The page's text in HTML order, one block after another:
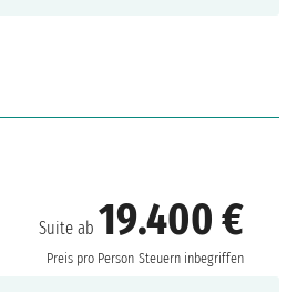
Suite ab 19.400 €
Preis pro Person Steuern inbegriffen